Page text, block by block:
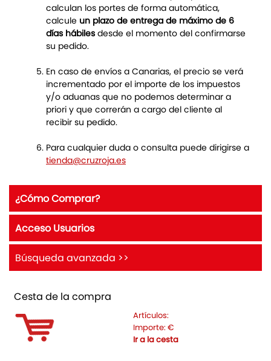
calculan los portes de forma automática,
calcule un plazo de entrega de máximo de 6
días hábilesdesde el momento del confirmarse
su pedido.
En caso de envíos a Canarias, el precio se verá
incrementado por el importe de los impuestos
y/o aduanas que no podemos determinar a
priori y que correrán a cargo del cliente al
recibir su pedido.
Para cualquier duda o consulta puede dirigirse a
tienda@cruzroja.es
¿Cómo Comprar?
Acceso Usuarios
Búsqueda avanzada >>
Cesta de la compra
Artículos:
Importe: €
Ir a la cesta